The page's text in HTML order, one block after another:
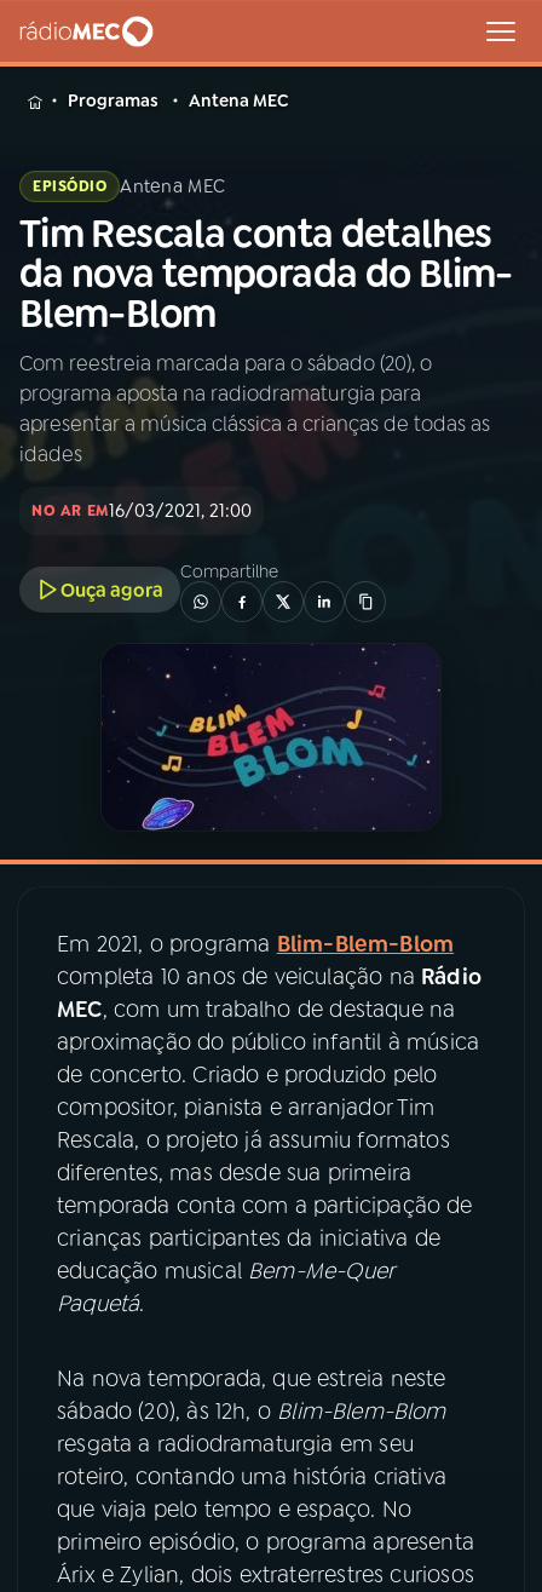
MENU
Buscar
na
Rádio
MEC
Buscar
Início AO VIVO
INÍCIO
02A RÁDIO
03PROGRAMAÇÃO
PROGRAMAS
PODCASTS
08PRÊMIO RÁDIO MEC
ACOMPANHE A RÁDIO MEC
YouTube Facebook
Instagram X
TikTok
Programas Antena MEC
EPISÓDIO Antena MEC
Tim Rescala conta detalhes
da nova temporada do Blim-
Blem-Blom
Com reestreia marcada para o sábado (20), o
programa aposta na radiodramaturgia para
apresentar a música clássica a crianças de todas as
idades
NO AR EM16/03/2021, 21:00
Ouça agora
Compartilhe
Em 2021, o programa Blim-Blem-Blom
completa 10 anos de veiculação na Rádio
MEC, com um trabalho de destaque na
aproximação do público infantil à música
de concerto. Criado e produzido pelo
compositor, pianista e arranjador Tim
Rescala, o projeto já assumiu formatos
diferentes, mas desde sua primeira
temporada conta com a participação de
crianças participantes da iniciativa de
educação musical Bem-Me-Quer
Paquetá.
Na nova temporada, que estreia neste
sábado (20), às 12h, o Blim-Blem-Blom
resgata a radiodramaturgia em seu
roteiro, contando uma história criativa
que viaja pelo tempo e espaço. No
primeiro episódio, o programa apresenta
Árix e Zylian, dois extraterrestres curiosos